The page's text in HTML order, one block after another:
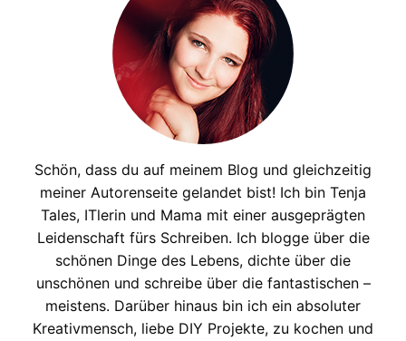
Schön, dass du auf meinem Blog und gleichzeitig
meiner Autorenseite gelandet bist! Ich bin Tenja
Tales, ITlerin und Mama mit einer ausgeprägten
Leidenschaft fürs Schreiben. Ich blogge über die
schönen Dinge des Lebens, dichte über die
unschönen und schreibe über die fantastischen –
meistens. Darüber hinaus bin ich ein absoluter
Kreativmensch, liebe DIY Projekte, zu kochen und